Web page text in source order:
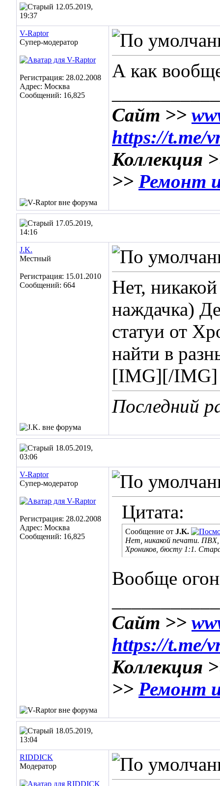
12.05.2019,
19:37
V-Raptor
Супер-модератор
Регистрация: 28.02.2008
Адрес: Москва
Сообщений: 16,825
А как
Сайт >>
https://t.me/
Коллекция
>> Ремонт
17.05.2019,
14:16
J.K.
Местный
Регистрация: 15.01.2010
Сообщений: 664
Нет,
наждачка)
статуи от
найти в
[IMG][/
Последний
18.05.2019,
03:06
V-Raptor
Супер-модератор
Регистрация: 28.02.2008
Адрес: Москва
Сообщений: 16,825
Цитата:
Сообщение от J.K.
Нет, никакой печати.
Хроников, бюсту 1:1.
Вообще
Сайт >>
https://t.me/
Коллекция
>> Ремонт
18.05.2019,
13:04
RIDDICK
Модератор